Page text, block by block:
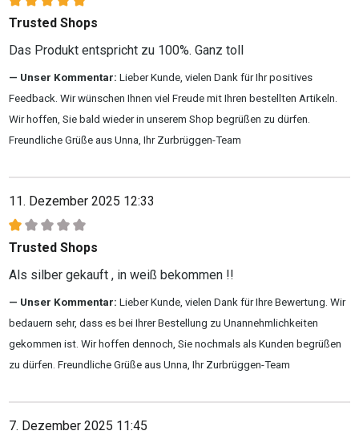
Bewertung mit 5 von 5 Sternen
Trusted Shops
Das Produkt entspricht zu 100%. Ganz toll
Unser Kommentar: Lieber Kunde, vielen Dank für Ihr positives
Feedback. Wir wünschen Ihnen viel Freude mit Ihren bestellten Artikeln.
Wir hoffen, Sie bald wieder in unserem Shop begrüßen zu dürfen.
Freundliche Grüße aus Unna, Ihr Zurbrüggen-Team
11. Dezember 2025 12:33
Bewertung mit 1 von 5 Sternen
Trusted Shops
Als silber gekauft , in weiß bekommen !!
Unser Kommentar: Lieber Kunde, vielen Dank für Ihre Bewertung. Wir
bedauern sehr, dass es bei Ihrer Bestellung zu Unannehmlichkeiten
gekommen ist. Wir hoffen dennoch, Sie nochmals als Kunden begrüßen
zu dürfen. Freundliche Grüße aus Unna, Ihr Zurbrüggen-Team
7. Dezember 2025 11:45